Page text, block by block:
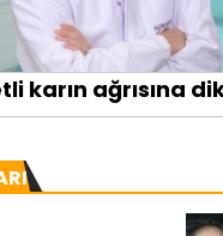
karın ağrısına